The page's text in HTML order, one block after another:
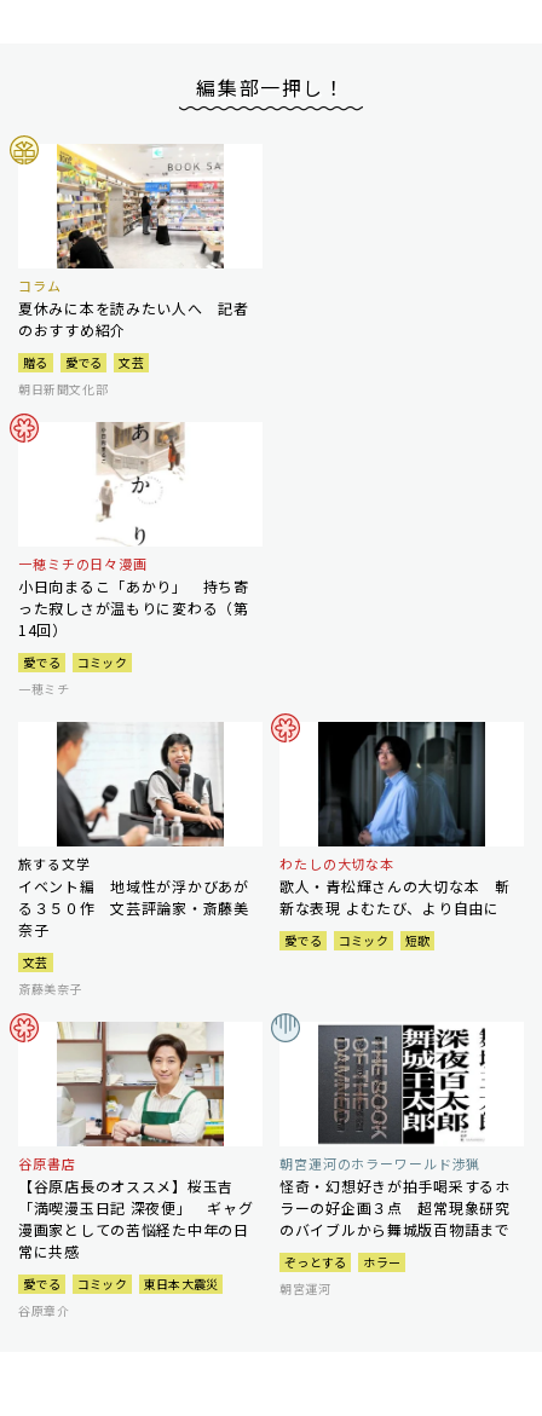
編集部一押し！
コラム
夏休みに本を読みたい人へ 記者
のおすすめ紹介
贈る 愛でる
文芸
朝日新聞文化部
一穂ミチの日々漫画
小日向まるこ「あかり」 持ち寄
った寂しさが温もりに変わる（第
14回）
愛でる
コミック
一穂ミチ
旅する文学
イベント編 地域性が浮かびあが
る３５０作 文芸評論家・斎藤美
奈子
文芸
斎藤美奈子
わたしの大切な本
歌人・青松輝さんの大切な本 斬
新な表現 よむたび、より自由に
愛でる コミック 短歌
谷原書店
【谷原店長のオススメ】桜玉吉
「満喫漫玉日記 深夜便」 ギャグ
漫画家としての苦悩経た中年の日
常に共感
愛でる コミック
東日本大震災
谷原章介
朝宮運河のホラーワールド渉猟
怪奇・幻想好きが拍手喝采するホ
ラーの好企画３点 超常現象研究
のバイブルから舞城版百物語まで
ぞっとする
ホラー
朝宮運河